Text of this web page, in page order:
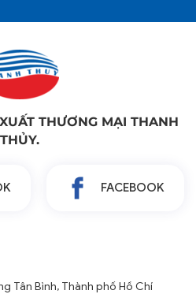
THƯƠNG MẠI THANH
THỦY.
FACEBOOK
Tân Bình, Thành phố Hồ Chí